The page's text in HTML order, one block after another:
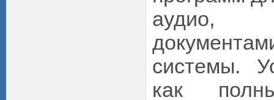
аудио,
системы.
как